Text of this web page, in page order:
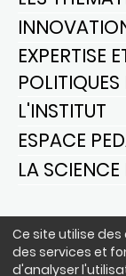
Ce site utilise
des services et
d'analyser
EXPERTISE
POLITIQUES
L'INSTITUT
ESPACE
LA SCIENCE
SUIVEZ-NOUS